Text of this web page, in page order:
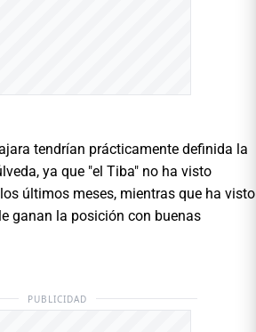
tendrían prácticamente definida la
ya que "el Tiba" no ha visto
últimos meses, mientras que ha visto
ganan la posición con buenas
PUBLICIDAD